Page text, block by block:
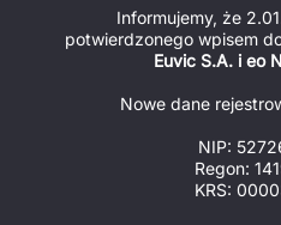
Informujemy, że
Euvic S.A. i eo
Nowe dane
NIP:
Regon:
KRS: